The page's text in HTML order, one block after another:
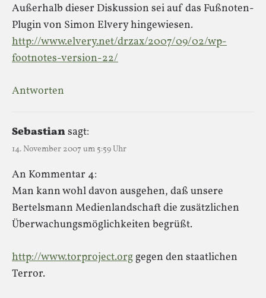
Außerhalb dieser Diskussion sei auf das Fußnoten-
Plugin von Simon Elvery hingewiesen.
http://www.elvery.net/drzax/2007/09/02/wp-
footnotes-version-22/
Antworten
Sebastiansagt:
14. November 2007 um 5:59 Uhr
An Kommentar 4:
Man kann wohl davon ausgehen, daß unsere
Bertelsmann Medienlandschaft die zusätzlichen
Überwachungsmöglichkeiten begrüßt.
http://www.torproject.org gegen den staatlichen
Terror.